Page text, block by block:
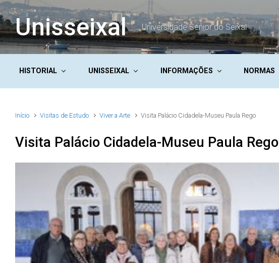
Skip to main content
Unisseixal Universidade Sénior do Seixal
HISTORIAL UNISSEIXAL INFORMAÇÕES NORMAS
Início Visitas de Estudo Viver a Arte Visita Palácio Cidadela-Museu Paula Rego
Visita Palácio Cidadela-Museu Paula Rego